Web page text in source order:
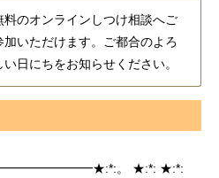
料のオンラインしつけ相談へご
加いただけます。ご都合のよろ
い日にちをお知らせください。
。 ★:*: ★:*: